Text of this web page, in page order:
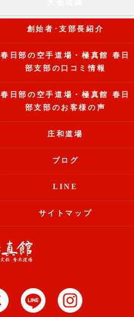
創始者･支部長紹介
春日部の空手道場・極真館 春日
部支部の口コミ情報
春日部の空手道場・極真館 春日
部支部のお客様の声
庄和道場
ブログ
LINE
サイトマップ